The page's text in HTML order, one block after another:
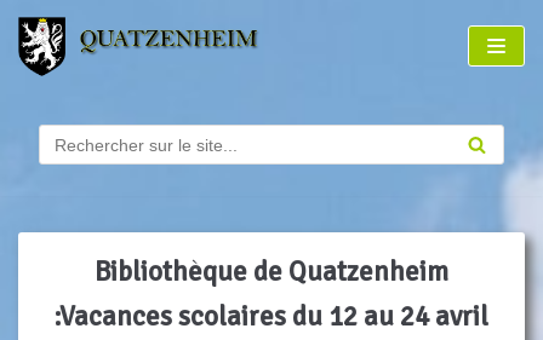
Aller
au
Bibliothèque de Quatzenheim
:Vacances scolaires du 12 au 24 avril